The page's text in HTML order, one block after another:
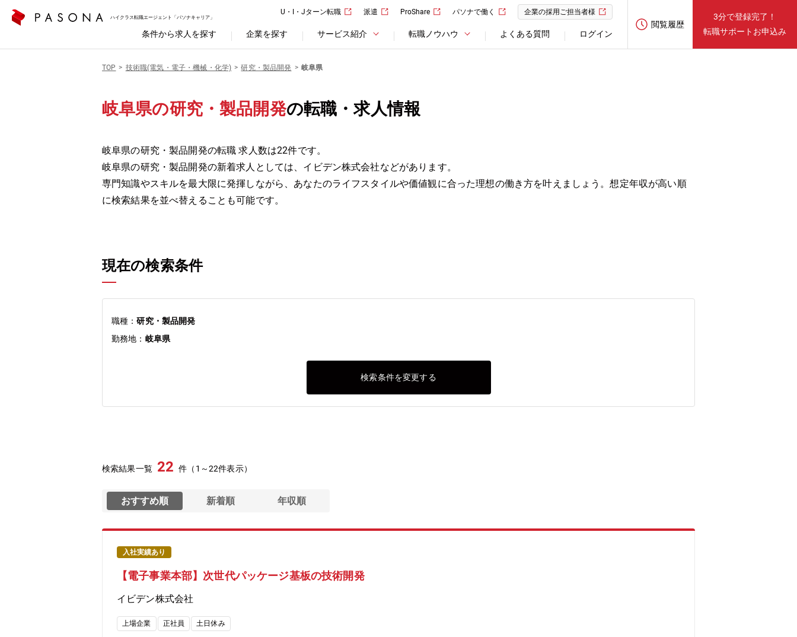
ハイクラス転職エージェント「パソナキャリア」
U・I・Jターン転職 派遣 ProShare パソナで働く 企業の採用ご担当者様
条件から求人を探す 企業を探す サービス紹介 転職ノウハウ よくある質問 ログイン
閲覧履歴
3分で登録完了！
転職サポートお申込み
TOP 技術職(電気・電子・機械・化学) 研究・製品開発 岐阜県
岐阜県の研究・製品開発の転職・求人情報
岐阜県の研究・製品開発の転職 求人数は22件です。
岐阜県の研究・製品開発の新着求人としては、イビデン株式会社などがあります。
専門知識やスキルを最大限に発揮しながら、あなたのライフスタイルや価値観に合った理想の働き方を叶えましょう。想定年収が高い順
に検索結果を並べ替えることも可能です。
現在の検索条件
職種：研究・製品開発
勤務地： 岐阜県
検索条件を変更する
検索結果一覧 22 件（1～22件表示）
おすすめ順 新着順 年収順
入社実績あり
【電子事業本部】次世代パッケージ基板の技術開発
イビデン株式会社
上場企業 正社員 土日休み